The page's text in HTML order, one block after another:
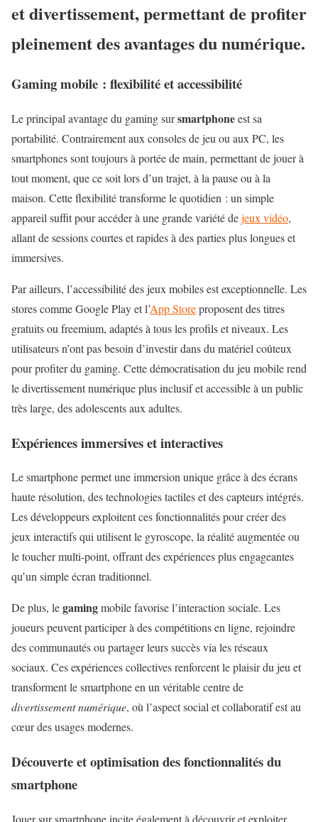
et divertissement, permettant de profiter
pleinement des avantages du numérique.
Gaming mobile : flexibilité et accessibilité
Le principal avantage du gaming sursmartphoneest sa
portabilité. Contrairement aux consoles de jeu ou aux PC, les
smartphones sont toujours à portée de main, permettant de jouer à
tout moment, que ce soit lors d’un trajet, à la pause ou à la
maison. Cette flexibilité transforme le quotidien : un simple
appareil suffit pour accéder à une grande variété dejeux vidéo,
allant de sessions courtes et rapides à des parties plus longues et
immersives.
Par ailleurs, l’accessibilité des jeux mobiles est exceptionnelle. Les
stores comme Google Play et l’App Storeproposent des titres
gratuits ou freemium, adaptés à tous les profils et niveaux. Les
utilisateurs n’ont pas besoin d’investir dans du matériel coûteux
pour profiter du gaming. Cette démocratisation du jeu mobile rend
le divertissement numérique plus inclusif et accessible à un public
très large, des adolescents aux adultes.
Expériences immersives et interactives
Le smartphone permet une immersion unique grâce à des écrans
haute résolution, des technologies tactiles et des capteurs intégrés.
Les développeurs exploitent ces fonctionnalités pour créer des
jeux interactifs qui utilisent le gyroscope, la réalité augmentée ou
le toucher multi-point, offrant des expériences plus engageantes
qu’un simple écran traditionnel.
De plus, legamingmobile favorise l’interaction sociale. Les
joueurs peuvent participer à des compétitions en ligne, rejoindre
des communautés ou partager leurs succès via les réseaux
sociaux. Ces expériences collectives renforcent le plaisir du jeu et
transforment le smartphone en un véritable centre de
divertissement numérique, où l’aspect social et collaboratif est au
cœur des usages modernes.
Découverte et optimisation des fonctionnalités du
smartphone
Jouer sur smartphone incite également à découvrir et exploiter